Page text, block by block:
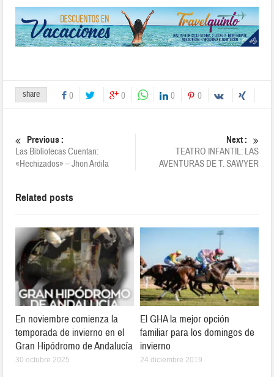
share 0 0 0 0
Previous :
Las Bibliotecas Cuentan:
«Hechizados» – Jhon Ardila
Next :
TEATRO INFANTIL: LAS
AVENTURAS DE T. SAWYER
Related posts
En noviembre comienza la
temporada de invierno en el
Gran Hipódromo de Andalucía
30 octubre 2025
El GHA la mejor opción
familiar para los domingos de
invierno
24 diciembre 2019